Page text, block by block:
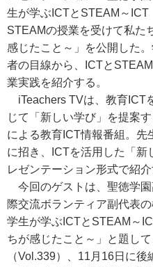
生が学ぶICTとSTEAM～ICT
STEAMの授業を受けて私た
感じたこと～」を公開した
者の目線から、ICTと
業実践を紹介する。
iTeachers TVは、教育ICT
じて「新しい学び」を提案
による教育ICT情報番組。先
に招き、ICTを活用した「新
レゼンテーション形式で紹介
今回のゲストは、聖徳学園
際交流ボランティア副代表
学生が学ぶICTとSTEAM～
ちが感じたこと～」と題し
（Vol.339）、11月16日に後